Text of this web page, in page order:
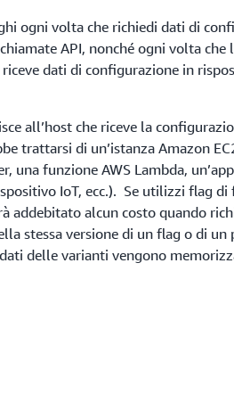
ogni volta che richiedi dati di
API, nonché ogni volta che
dati di configurazione in
all’host che riceve la
trattarsi di un’istanza Amazon
una funzione AWS Lambda,
IoT, ecc.). Se utilizzi flag
addebitato alcun costo quando
stessa versione di un flag o di un
delle varianti vengono